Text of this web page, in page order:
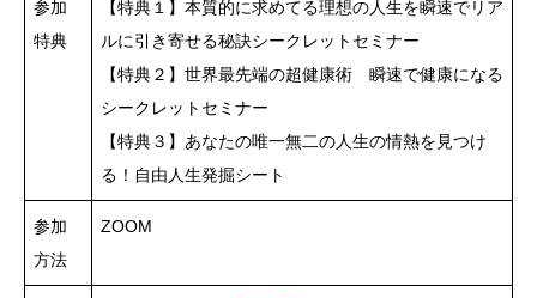
参加
特典
【特典１】本質的に求めてる理想の人生を瞬速でリア
ルに引き寄せる秘訣シークレットセミナー
【特典２】世界最先端の超健康術 瞬速で健康になる
シークレットセミナー
【特典３】あなたの唯一無二の人生の情熱を見つけ
る！自由人生発掘シート
参加
方法
ZOOM